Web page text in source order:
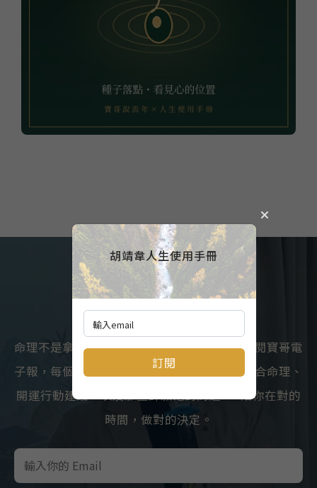
每一步都算數
命理不是拿來嚇人的，是拿來看懂自己的。訂閱寶哥電
子報，每個月收到流年流月洞察、心理如何結合命理、
開運行動建議，以及那些許願池的問題——陪你在對的
時間，做對的決定。
胡靖韋人生使用手冊
訂閱